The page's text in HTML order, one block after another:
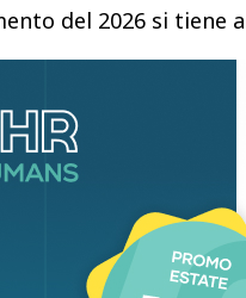
del 2026 si tiene
110 partecipanti.
tecnico-
storie delle persone,
Enrico Tosco, CEO
del modello
le reti le ha create e